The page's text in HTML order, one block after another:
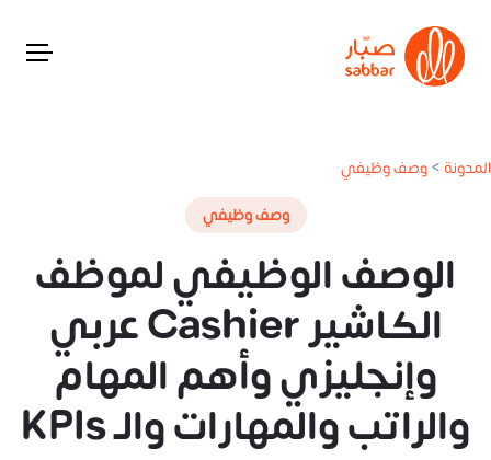
المدونة>وصف وظيفي
وصف وظيفي
الوصف الوظيفي لموظف
الكاشير Cashier عربي
وإنجليزي وأهم المهام
والراتب والمهارات والـ KPIs